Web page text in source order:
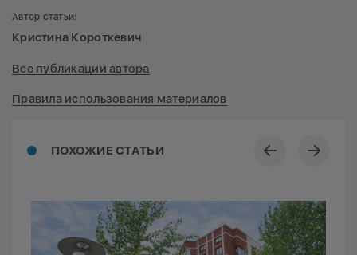
ПОХОЖИЕ СТАТЬИ
Автор статьи:
Кристина Короткевич
Все публикации автора
Правила использования материалов